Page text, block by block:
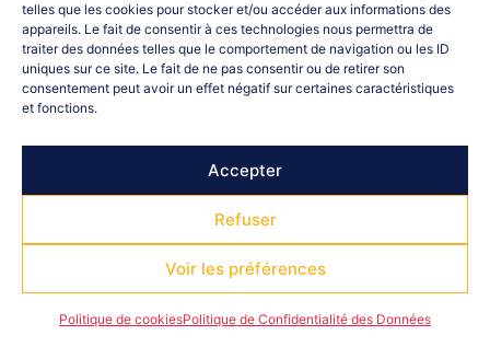
telles que les cookies pour stocker et/ou accéder aux informations des
appareils. Le fait de consentir à ces technologies nous permettra de
traiter des données telles que le comportement de navigation ou les ID
uniques sur ce site. Le fait de ne pas consentir ou de retirer son
consentement peut avoir un effet négatif sur certaines caractéristiques
et fonctions.
Accepter
Refuser
Voir les préférences
Politique de cookiesPolitique de Confidentialité des Données
Copyright © 2026 CDOS 05
Mentions légales
RGPD Politique de cookies (UE)